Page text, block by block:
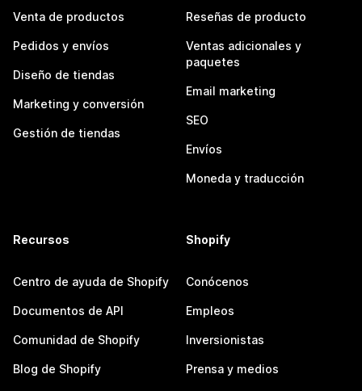
Venta de productos
Pedidos y envíos
Diseño de tiendas
Marketing y conversión
Gestión de tiendas
Reseñas de producto
Ventas adicionales y
paquetes
Email marketing
SEO
Envíos
Moneda y traducción
Recursos
Centro de ayuda de Shopify
Documentos de API
Comunidad de Shopify
Blog de Shopify
Shopify
Conócenos
Empleos
Inversionistas
Prensa y medios